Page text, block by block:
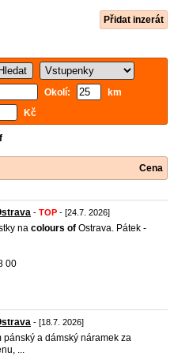
Přidat inzerát
Okolí:
km
Kč
Cena
- TOP - [24.7. 2026]
na colours of Ostrava. Pátek -
00
- [18.7. 2026]
pánský a dámský náramek za
...